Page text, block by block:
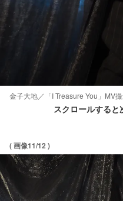
金子大地／「I Treasure You」MV
スクロールする
( 画像11/12 )